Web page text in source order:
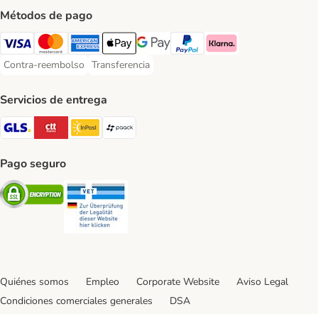
Métodos de pago
Visa Payment Method
Mastercard Payment Method
American Express Payment Method
Apple Pay Payment Method
Google Pay Payment Method
PayPal Payment Method
Klarna Payment Method
Contra-reembolso
Contra-reembolso Payment Method
Transferencia
Transferencia Payment Method
Servicios de entrega
GLS Shipping Method
CTTExpress Shipping Method
InPost Shipping Method
paack Shipping Method
Pago seguro
Security
Quiénes somos Empleo Corporate Website
Aviso Legal
Condiciones comerciales generales
DSA